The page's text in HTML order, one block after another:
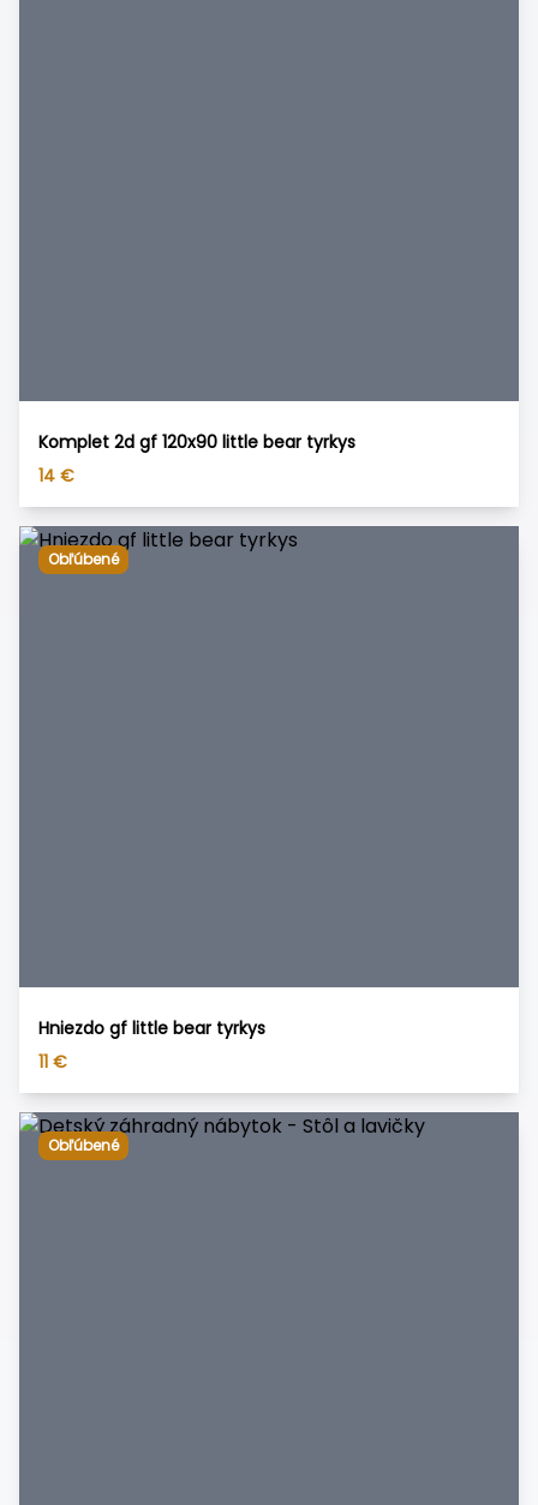
Komplet 2d gf 120x90 little bear tyrkys
14 €
Obľúbené
Hniezdo gf little bear tyrkys
11 €
Obľúbené